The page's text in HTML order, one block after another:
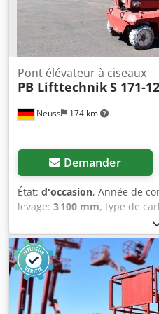
batteries, sans pupitre de
Hoha Emplacement : 41468
immédiatement.
Neuss 174 km
Pont élévateur à ciseaux
PB LifttechnikS 171-
Demander
État: d'occasion, Année de
levage: 3 100 mm, type de
motopropulseur
4 670 kg Caractéristiques
Hauteur de travail : 1 690 cm
298 x 121 x 225 cm
moyen État technique :
Informations
EXW Informations